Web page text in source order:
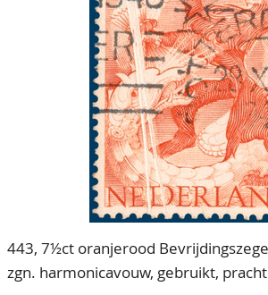
443, 7½ct oranjerood
zgn. harmonicavouw, gebruikt,